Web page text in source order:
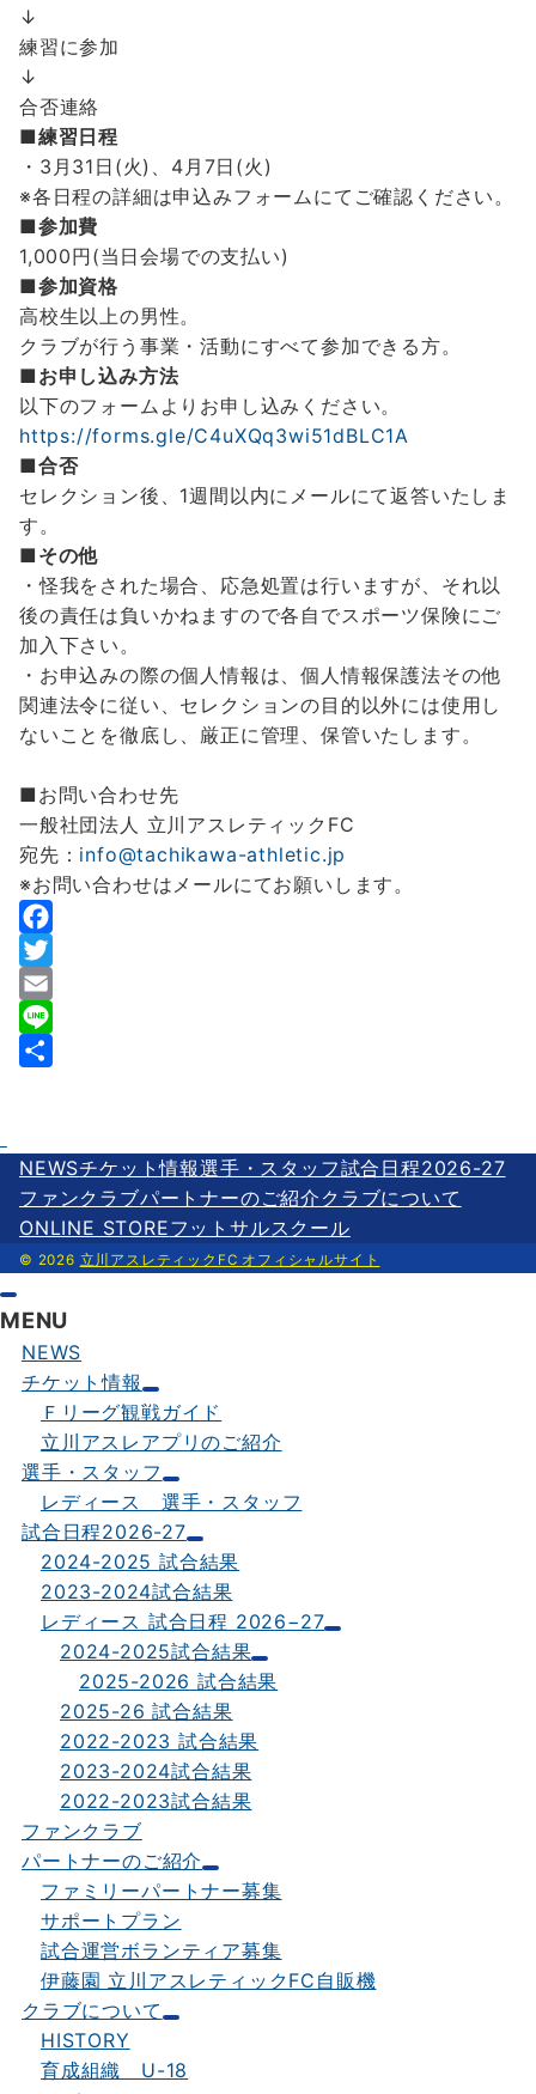
↓
練習に参加
↓
合否連絡
■練習日程
・3月31日(火)、4月7日(火)
※各日程の詳細は申込みフォームにてご確認ください。
■参加費
1,000円(当日会場での支払い)
■参加資格
高校生以上の男性。
クラブが行う事業・活動にすべて参加できる方。
■お申し込み方法
以下のフォームよりお申し込みください。
https://forms.gle/C4uXQq3wi51dBLC1A
■合否
セレクション後、1週間以内にメールにて返答いたしま
す。
■その他
・怪我をされた場合、応急処置は行いますが、それ以
後の責任は負いかねますので各自でスポーツ保険にご
加入下さい。
・お申込みの際の個人情報は、個人情報保護法その他
関連法令に従い、セレクションの目的以外には使用し
ないことを徹底し、厳正に管理、保管いたします。
■お問い合わせ先
一般社団法人 立川アスレティックFC
宛先： info@tachikawa-athletic.jp
※お問い合わせはメールにてお願いします。
F
a
c
e
o
k
T
w
e
r
E
m
l
L
e
NEWSチケット情報選手・スタッフ試合日程2026-27
ファンクラブパートナーのご紹介 クラブについて
ONLINE STOREフットサルスクール
© 2026 立川アスレティックFC オフィシャルサイト
MENU
NEWS
チケット情報
Ｆリーグ観戦ガイド
立川アスレアプリのご紹介
選手・スタッフ
レディース 選手・スタッフ
試合日程2026-27
2024-2025 試合結果
2023-2024試合結果
レディース 試合日程 2026−27
2024-2025試合結果
2025-2026 試合結果
2025-26 試合結果
2022-2023 試合結果
2023-2024試合結果
2022-2023試合結果
ファンクラブ
パートナーのご紹介
ファミリーパートナー募集
サポートプラン
試合運営ボランティア募集
伊藤園 立川アスレティックFC自販機
クラブについて
HISTORY
育成組織 U-18